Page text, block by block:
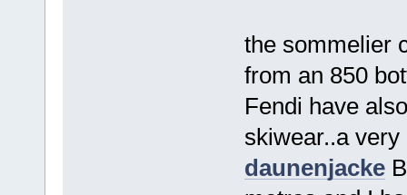
the sommelier
from an 850
Fendi have
skiwear..a
daunenjacke